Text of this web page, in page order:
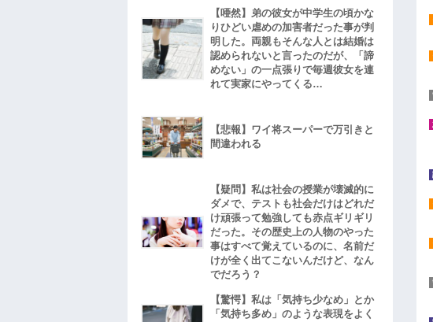
【唖然】弟の彼女が中学生の頃かな
りひどい虐めの加害者だった事が判
明した。両親もそんな人とは結婚は
認められないと言ったのだが、「諦
めない」の一点張りで毎週彼女を連
れて実家にやってくる…
【悲報】ワイ将スーパーで万引きと
間違われる
【疑問】私は社会の授業が壊滅的に
ダメで、テストも社会だけはどれだ
け頑張って勉強しても赤点ギリギリ
だった。その歴史上の人物のやった
事はすべて覚えているのに、名前だ
けが全く出てこないんだけど、なん
でだろう？
【驚愕】私は「気持ち少なめ」とか
「気持ち多め」のような表現をよく